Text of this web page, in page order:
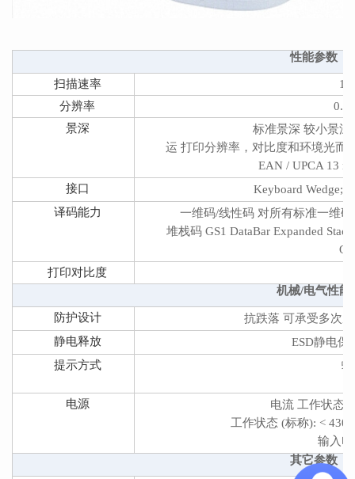
性能参数
扫描速率
分辨率
景深
标准景深 较小景
运 打印分辨率，对比度和环境光而
EAN / UPCA 13
接口
Keyboard Wedge;
译码能力
一维码/线性码 对所有标准一维
堆栈码 GS1 DataBar Expanded
打印对比度
机械/电气性能
防护设计
抗跌落 可承受多次
静电释放
ESD静电保
提示方式
电源
电流 工作状态 (
工作状态 (标称): < 430
输入
其它参数